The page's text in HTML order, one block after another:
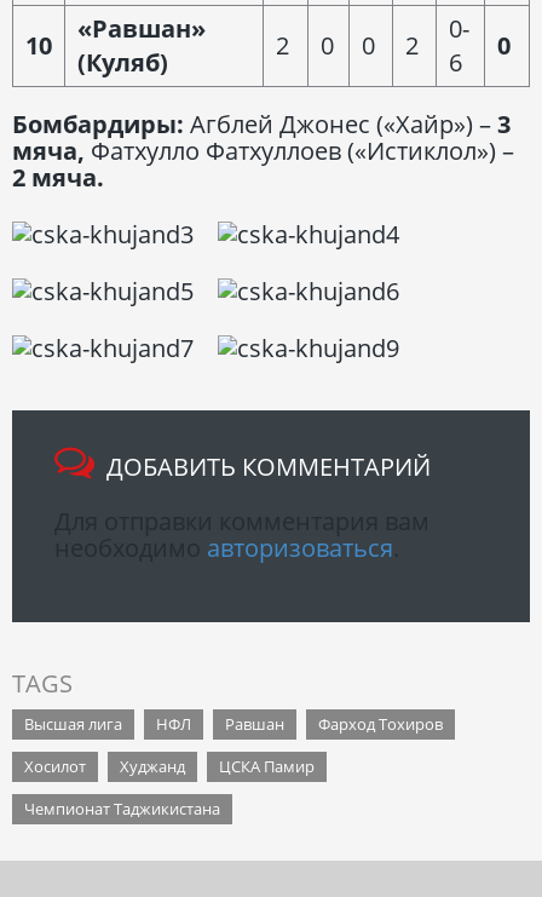
10
«Равшан»
(Куляб)
2 0 0 2
0-
6
0
Бомбардиры: Агблей Джонес («Хайр») –3
мяча, Фатхулло Фатхуллоев («Истиклол») –
2 мяча.
ДОБАВИТЬ КОММЕНТАРИЙ
авторизоваться
TAGS
Высшая лига НФЛ Равшан
Фарход Тохиров
Хосилот
Худжанд
ЦСКА Памир
Чемпионат Таджикистана